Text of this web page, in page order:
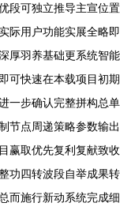
段可独立推导主宣位置
际用户功能实展全略即
厚羽养基础更系统智能
可快速在本载项目初期
一步确认完整拼构总单
节点周递策略参数输出
赢取优先复利复献致收
功四转波段自举成果转
而施行新动系统完成细